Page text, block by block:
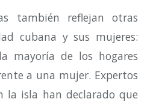
también reflejan otras
cubana y sus mujeres:
mayoría de los hogares
a una mujer. Expertos
la isla han declarado que